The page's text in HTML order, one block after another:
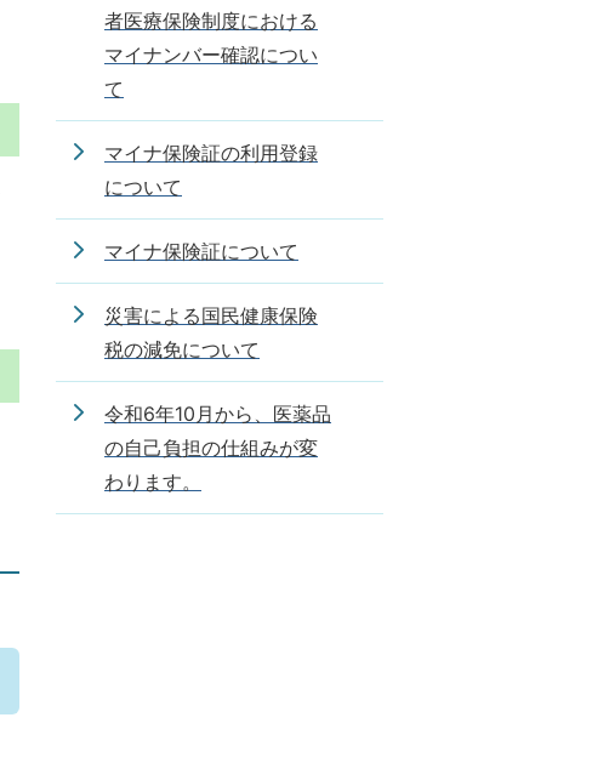
者医療保険制度における
マイナンバー確認につい
て
マイナ保険証の利用登録
について
マイナ保険証について
災害による国民健康保険
税の減免について
令和6年10月から、医薬品
の自己負担の仕組みが変
わります。